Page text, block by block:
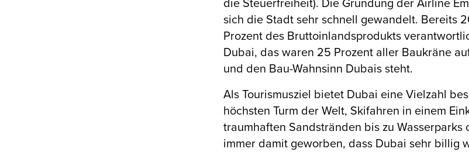
die Steuerfreiheit). Die Gründung der Airline
sich die Stadt sehr schnell gewandelt. Bereits
Prozent des Bruttoinlandsprodukts
Dubai, das waren 25 Prozent aller Baukräne
und den Bau-Wahnsinn Dubais steht.
Als Tourismusziel bietet Dubai eine Vielzahl
höchsten Turm der Welt, Skifahren in einem
traumhaften Sandstränden bis zu
immer damit geworben, dass Dubai sehr billig